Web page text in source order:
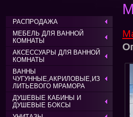
РАСПРОДАЖА
МЕБЕЛЬ ДЛЯ ВАННОЙ
КОМНАТЫ
АКСЕССУАРЫ ДЛЯ ВАННОЙ
КОМНАТЫ
ВАННЫ
ЧУГУННЫЕ,АКРИЛОВЫЕ,ИЗ
ЛИТЬЕВОГО МРАМОРА
ДУШЕВЫЕ КАБИНЫ И
ДУШЕВЫЕ БОКСЫ